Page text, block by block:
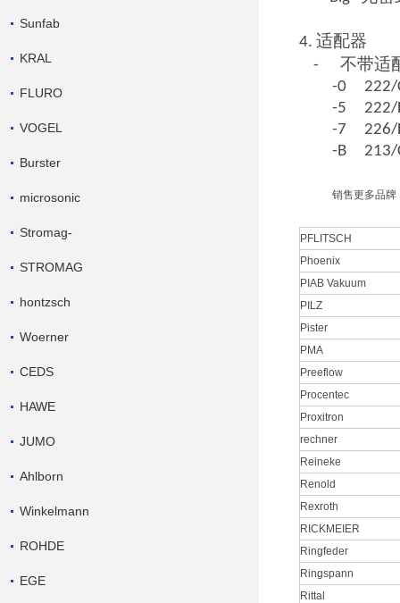
Sunfab
KRAL
FLURO
VOGEL
Burster
microsonic
Stromag-
STROMAG
hontzsch
Woerner
CEDS
HAWE
JUMO
Ahlborn
Winkelmann
ROHDE
EGE
4. 适配器
- 不带适
-0 222/
-5 222/
-7 226/
-B 213/
销售更多品牌
PFLITSCH
Phoenix
PIAB Vakuum
PILZ
Pister
PMA
Preeflow
Procentec
Proxitron
rechner
Reineke
Renold
Rexroth
RICKMEIER
Ringfeder
Ringspann
Rittal